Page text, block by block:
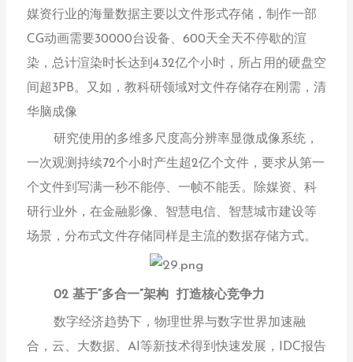
媒资行业的海量数据主要以文件形式存储，制作一部
CG动画需要30000台设备、600天全天不停歇的渲
染，总计渲染时长达到4.32亿个小时，所占用的硬盘空
间超3PB。又如，教科研领域对文件存储存在刚需，清
华脑成像
研究使用的多维多尺度高分辨率显微成像系统，
一次观测持续72个小时产生超2亿个文件，要求从第一
个文件到写满一秒不能停、一帧不能丢。除媒资、科
研行业外，在金融影像、智慧电信、智慧城市建设等
场景， 分布式文件存储同样是主流的数据存储方式。
02 基于“多合一”架构 打造核心竞争力
数字经济趋势下，物理世界与数字世界加速融
合，云、大数据、AI等新技术得到快速发展，IDC报告